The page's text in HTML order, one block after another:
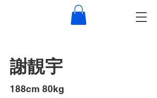
謝靚宇
​188cm 80kg